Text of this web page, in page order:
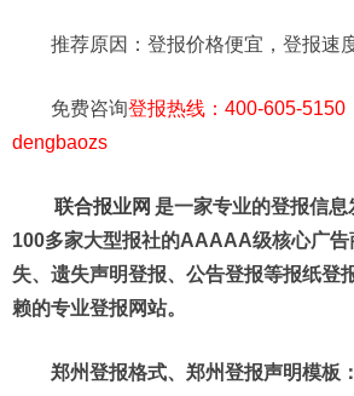
推荐原因：登报价格便宜，登报速
免费咨询登报热线：400-605-
dengbaozs
联合报业网 是一家专业的登报信息
100多家大型报社的AAAAA级核心广告
失、遗失声明登报、公告登报等报纸登
赖的专业登报网站。
郑州登报格式、郑州登报声明模板：